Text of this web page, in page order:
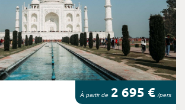
À partir de 2 695 € /pers